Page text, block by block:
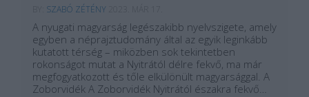
SZABÓ ZÉTÉNY
A nyugati magyarság legészakibb nyelvszigete, amely
egyben a néprajztudomány által az egyik leginkább
kutatott térség – miközben sok tekintetben
rokonságot mutat a Nyitrától délre fekvő, ma már
megfogyatkozott és tőle elkülönült magyarsággal. A
Zoborvidék A Zoborvidék Nyitrától északra fekvő…